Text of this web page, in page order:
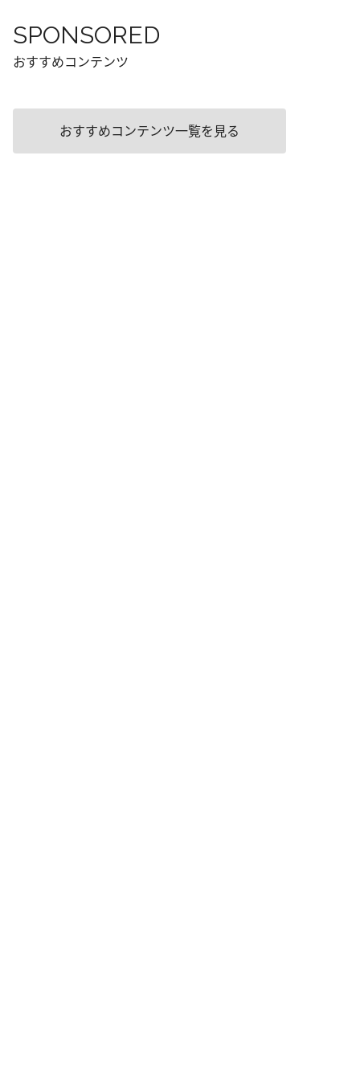
SPONSORED
おすすめコンテンツ
おすすめコンテンツ一覧を見る